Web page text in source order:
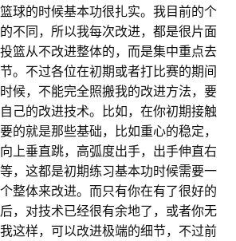
球的时候基本功很扎实。我目前的个
不同，所以我每次改进，都是很片面
篮从不改进整体的，而是集中重点去
。不过各位在初期或者打比赛的期间
候，不能完全照搬我的改进方法，要
己的改进技术。比如，在你初期接触
的就是那些基础，比如重心的稳定，
上垂直跳，高弧度出手，出手伸直右
，这都是初期练习基本功时候需要一
整体来改进。而只有你在有了很好的
，对技术已经很有余地了，或者你无
这样，可以改进极端的细节，不过前